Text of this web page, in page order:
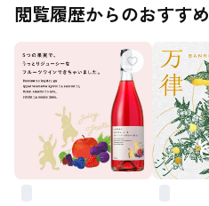
閲覧履歴からのおすすめ